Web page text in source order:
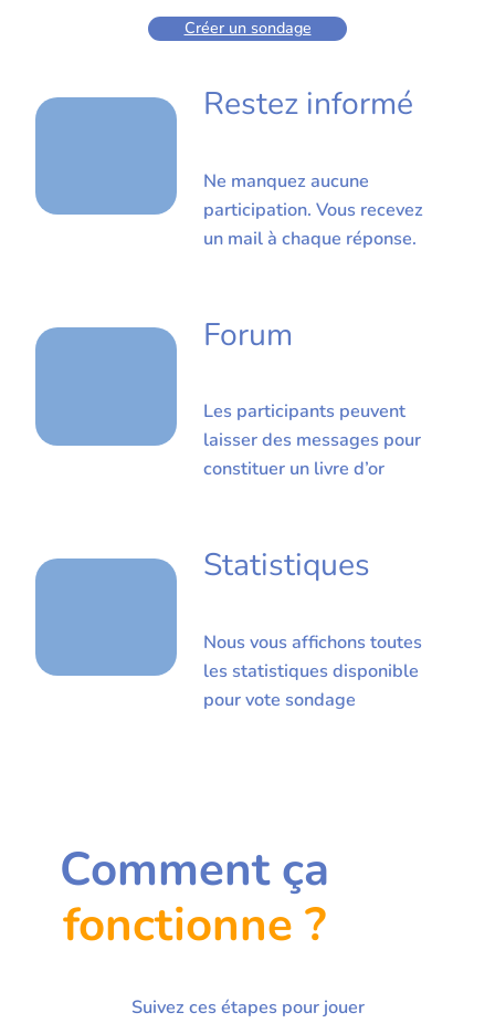
Créer un sondage
Restez informé
Ne manquez aucune
participation. Vous recevez
un mail à chaque réponse.
Forum
Les participants peuvent
laisser des messages pour
constituer un livre d’or
Statistiques
Nous vous affichons toutes
les statistiques disponible
pour vote sondage
Comment ça
fonctionne ?
Suivez ces étapes pour jouer